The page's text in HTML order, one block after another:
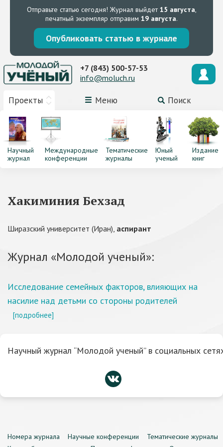
Отправьте статью сегодня! Журнал выйдет15 августа,
печатный экземпляр отправим 19 августа.
Опубликовать статью в журнале
Проекты Меню Поиск
+7 (843) 500-57-53
info@moluch.ru
Научный
журнал
Международные
конференции
Тематические
журналы
Юный
ученый
Издание
книг
Хакиминия Бехзад
Ширазский университет (Иран), аспирант
Журнал «Молодой ученый»:
Исследование семейных факторов, влияющих на
насилие над детьми со стороны родителей
[подробнее]
Научный журнал “Молодой ученый” в социальных
Номера журнала Научные конференции
Тематические журналы